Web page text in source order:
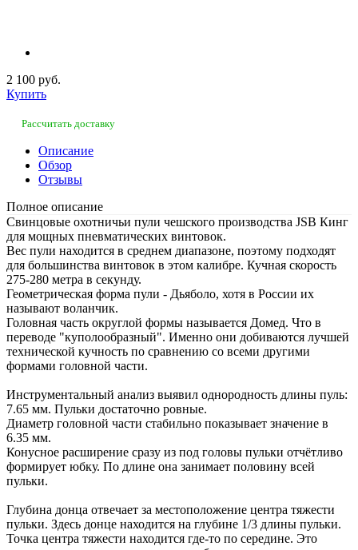
2 100 руб.
Купить
Рассчитать доставку
Описание
Обзор
Отзывы
Полное описание
Свинцовые охотничьи пули чешского производства JSB Кинг
для мощных пневматических винтовок.
Вес пули находится в среднем диапазоне, поэтому подходят
для большинства винтовок в этом калибре. Кучная скорость
275-280 метра в секунду.
Геометрическая форма пули - Дьяболо, хотя в России их
называют воланчик.
Головная часть округлой формы называется Домед. Что в
переводе "куполообразный". Именно они добиваются лучшей
технической кучность по сравнению со всеми другими
формами головной части.
Инструментальный анализ выявил однородность длины пуль:
7.65 мм. Пульки достаточно ровные.
Диаметр головной части стабильно показывает значение в
6.35 мм.
Конусное расширение сразу из под головы пульки отчётливо
формирует юбку. По длине она занимает половину всей
пульки.
Глубина донца отвечает за местоположение центра тяжести
пульки. Здесь донце находится на глубине 1/3 длины пульки.
Точка центра тяжести находится где-то по середине. Это